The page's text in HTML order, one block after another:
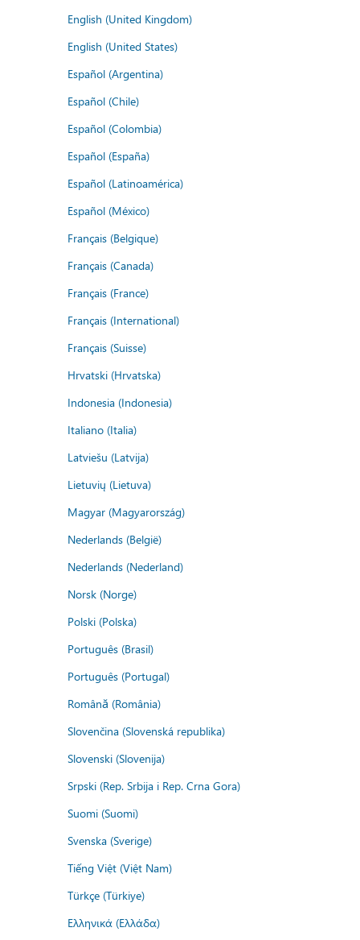
English (United Kingdom)
English (United States)
Español (Argentina)
Español (Chile)
Español (Colombia)
Español (España)
Español (Latinoamérica)
Español (México)
Français (Belgique)
Français (Canada)
Français (France)
Français (International)
Français (Suisse)
Hrvatski (Hrvatska)
Indonesia (Indonesia)
Italiano (Italia)
Latviešu (Latvija)
Lietuvių (Lietuva)
Magyar (Magyarország)
Nederlands (België)
Nederlands (Nederland)
Norsk (Norge)
Polski (Polska)
Português (Brasil)
Português (Portugal)
Română (România)
Slovenčina (Slovenská republika)
Slovenski (Slovenija)
Srpski (Rep. Srbija i Rep. Crna Gora)
Suomi (Suomi)
Svenska (Sverige)
Tiếng Việt (Việt Nam)
Türkçe (Türkiye)
Ελληνικά (Ελλάδα)